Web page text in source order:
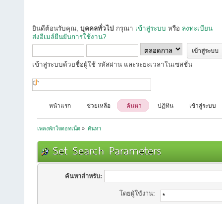
ยินดีต้อนรับคุณ, บุคคลทั่วไป กรุณา เข้าสู่ระบบ หรือ ลงทะเบียน
ส่งอีเมล์ยืนยันการใช้งาน?
เข้าสู่ระบบด้วยชื่อผู้ใช้ รหัสผ่าน และระยะเวลาในเซสชั่น
หน้าแรก ช่วยเหลือ ค้นหา ปฏิทิน เข้าสู่ระบบ
เพลงพักใจดอทเน็ต » ค้นหา
Set Search Parameters
ค้นหาสำหรับ:
โดยผู้ใช้งาน: